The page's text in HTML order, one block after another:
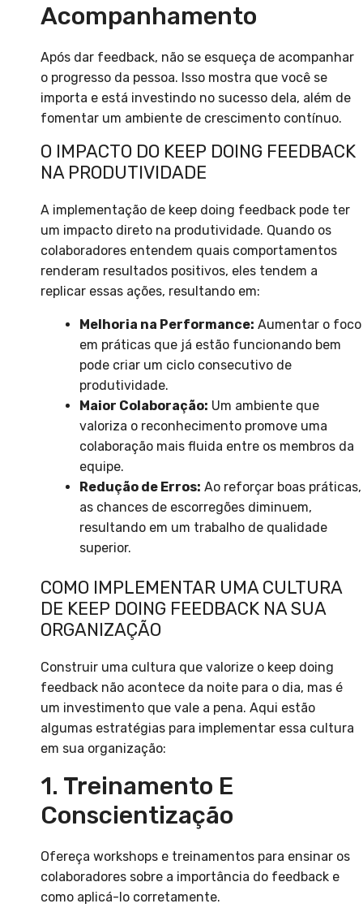
Acompanhamento
Após dar feedback, não se esqueça de acompanhar
o progresso da pessoa. Isso mostra que você se
importa e está investindo no sucesso dela, além de
fomentar um ambiente de crescimento contínuo.
O IMPACTO DO KEEP DOING FEEDBACK
NA PRODUTIVIDADE
A implementação de keep doing feedback pode ter
um impacto direto na produtividade. Quando os
colaboradores entendem quais comportamentos
renderam resultados positivos, eles tendem a
replicar essas ações, resultando em:
Melhoria na Performance: Aumentar o foco
em práticas que já estão funcionando bem
pode criar um ciclo consecutivo de
produtividade.
Maior Colaboração: Um ambiente que
valoriza o reconhecimento promove uma
colaboração mais fluida entre os membros da
equipe.
Redução de Erros: Ao reforçar boas práticas,
as chances de escorregões diminuem,
resultando em um trabalho de qualidade
superior.
COMO IMPLEMENTAR UMA CULTURA
DE KEEP DOING FEEDBACK NA SUA
ORGANIZAÇÃO
Construir uma cultura que valorize o keep doing
feedback não acontece da noite para o dia, mas é
um investimento que vale a pena. Aqui estão
algumas estratégias para implementar essa cultura
em sua organização:
1. Treinamento E
Conscientização
Ofereça workshops e treinamentos para ensinar os
colaboradores sobre a importância do feedback e
como aplicá-lo corretamente.